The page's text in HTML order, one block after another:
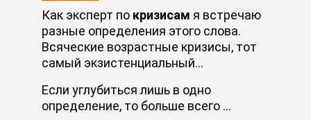
Как эксперт по кризисам я встречаю
разные определения этого слова.
Всяческие возрастные кризисы, тот
самый экзистенциальный…
Если углубиться лишь в одно
определение, то больше всего …